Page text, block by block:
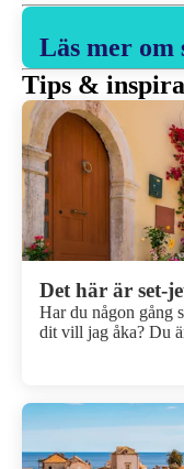
Läs mer om
Tips &
Det här är set-
Har du någon gång
dit vill jag åka? Du
för det: set-jetting.
på film eller i
platserna inte så
fortsätter växa.
både sociala